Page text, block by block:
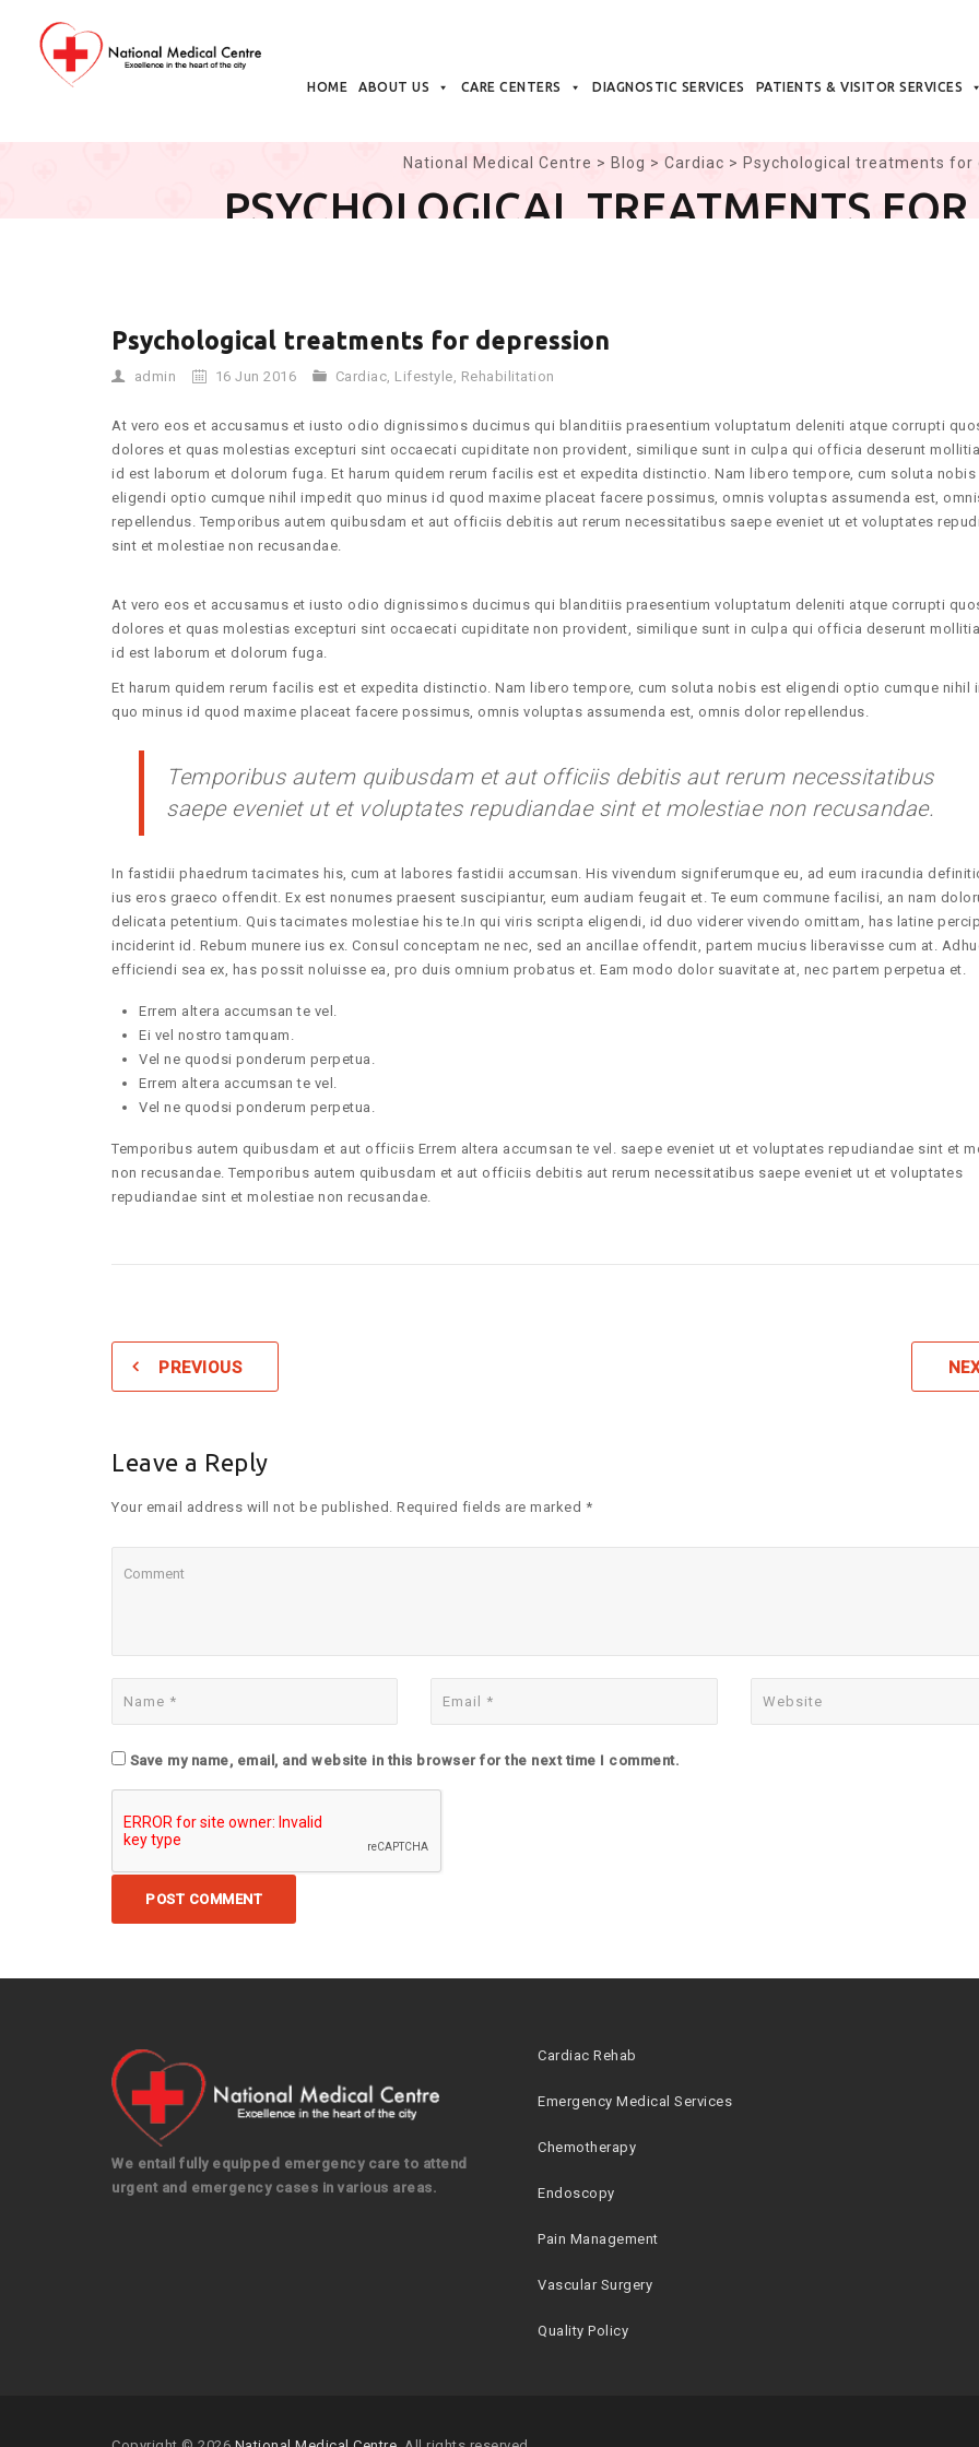
content
HOME ABOUT US CARE CENTERS DIAGNOSTIC SERVICES PATIENTS & VISITOR SERVICES
National Medical Centre > Blog > Cardiac > Psychological treatments for
PSYCHOLOGICAL TREATMENTS
Psychological treatments for depression
admin 16 Jun 2016 Cardiac, Lifestyle, Rehabilitation
At vero eos et accusamus et iusto odio dignissimos ducimus qui blanditiis praesentium voluptatum deleniti atque corrupti
dolores et quas molestias excepturi sint occaecati cupiditate non provident, similique sunt in culpa qui officia deserunt
id est laborum et dolorum fuga. Et harum quidem rerum facilis est et expedita distinctio. Nam libero tempore, cum soluta nobis
eligendi optio cumque nihil impedit quo minus id quod maxime placeat facere possimus, omnis voluptas assumenda est,
repellendus. Temporibus autem quibusdam et aut officiis debitis aut rerum necessitatibus saepe eveniet ut et voluptates
sint et molestiae non recusandae.
At vero eos et accusamus et iusto odio dignissimos ducimus qui blanditiis praesentium voluptatum deleniti atque corrupti
dolores et quas molestias excepturi sint occaecati cupiditate non provident, similique sunt in culpa qui officia deserunt
id est laborum et dolorum fuga.
Et harum quidem rerum facilis est et expedita distinctio. Nam libero tempore, cum soluta nobis est eligendi optio cumque nihil
quo minus id quod maxime placeat facere possimus, omnis voluptas assumenda est, omnis dolor repellendus.
Temporibus autem quibusdam et aut officiis debitis aut rerum necessitatibus
saepe eveniet ut et voluptates repudiandae sint et molestiae non recusandae.
In fastidii phaedrum tacimates his, cum at labores fastidii accumsan. His vivendum signiferumque eu, ad eum iracundia
ius eros graeco offendit. Ex est nonumes praesent suscipiantur, eum audiam feugait et. Te eum commune facilisi, an nam
delicata petentium. Quis tacimates molestiae his te.In qui viris scripta eligendi, id duo viderer vivendo omittam, has latine
inciderint id. Rebum munere ius ex. Consul conceptam ne nec, sed an ancillae offendit, partem mucius liberavisse cum at.
efficiendi sea ex, has possit noluisse ea, pro duis omnium probatus et. Eam modo dolor suavitate at, nec partem perpetua et.
Errem altera accumsan te vel.
Ei vel nostro tamquam.
Vel ne quodsi ponderum perpetua.
Errem altera accumsan te vel.
Vel ne quodsi ponderum perpetua.
Temporibus autem quibusdam et aut officiis Errem altera accumsan te vel. saepe eveniet ut et voluptates repudiandae sint et
non recusandae. Temporibus autem quibusdam et aut officiis debitis aut rerum necessitatibus saepe eveniet ut et voluptates
repudiandae sint et molestiae non recusandae.
PREVIOUS
Leave a Reply
Your email address will not be published. Required fields are marked *
Save my name, email, and website in this browser for the next time I comment.
We entail fully equipped emergency care to attend
urgent and emergency cases in various areas.
Cardiac Rehab
Emergency Medical Services
Chemotherapy
Endoscopy
Pain Management
Vascular Surgery
Quality Policy